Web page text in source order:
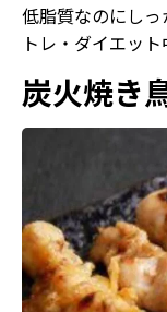
低脂質なのにし
トレ・ダイエッ
炭火焼き